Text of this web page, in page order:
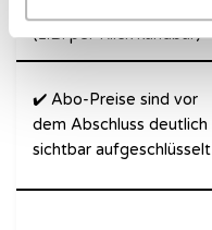
(z.B. per Klick kündbar)
✔️ Abo-Preise sind vor
dem Abschluss deutlich
sichtbar aufgeschlüsselt